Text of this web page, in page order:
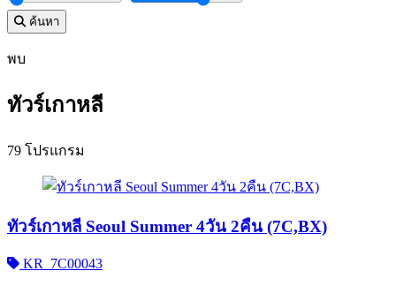
ค้นหา
พบ
ทัวร์เกาหลี
79 โปรแกรม
ทัวร์เกาหลี Seoul Summer 4วัน 2คืน (7C,BX)
KR_7C00043